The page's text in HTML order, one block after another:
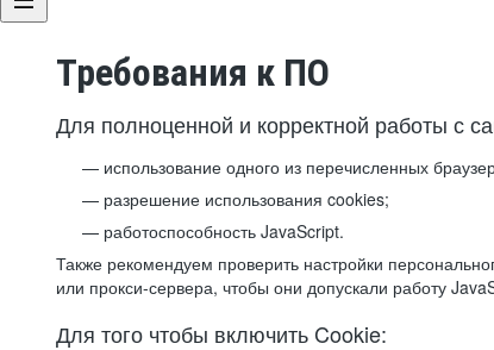
Требования к ПО
Для полноценной и корректной работы с
использование одного из перечисленных
разрешение использования cookies;
работоспособность JavaScript.
Также рекомендуем проверить настройки
или прокси-сервера, чтобы они допускали работу
Для того чтобы включить Cookie: